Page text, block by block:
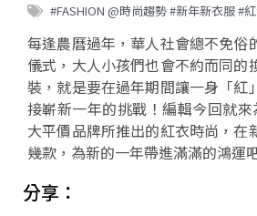
#FASHION @時尚趨勢 #新年新衣服 #
每逢農曆過年，華人社會總不免俗
儀式，大人小孩們也會不約而同的
裝，就是要在過年期間讓一身「紅
接嶄新一年的挑戰！編輯今回就
大平價品牌所推出的紅衣時尚，在
幾款，為新的一年帶進滿滿的鴻運
分享：